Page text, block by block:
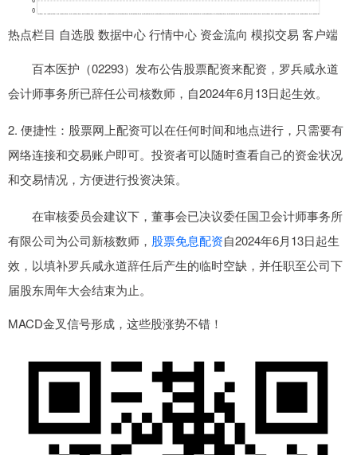
热点栏目 自选股 数据中心 行情中心 资金流向 模拟交易 客户端
百本医护（02293）发布公告股票配资来配资，罗兵咸永道
会计师事务所已辞任公司核数师，自2024年6月13日起生效。
2. 便捷性：股票网上配资可以在任何时间和地点进行，只需要有
网络连接和交易账户即可。投资者可以随时查看自己的资金状况
和交易情况，方便进行投资决策。
在审核委员会建议下，董事会已决议委任国卫会计师事务所
有限公司为公司新核数师， 股票免息配资自2024年6月13日起生
效，以填补罗兵咸永道辞任后产生的临时空缺，并任职至公司下
届股东周年大会结束为止。
MACD金叉信号形成，这些股涨势不错！